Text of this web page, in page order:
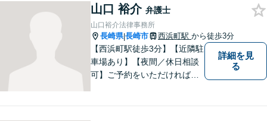
ど、相談しやすい環境完備◎
地域の皆様のために活動する
弁護士。【駐車場あり】
山口 裕介 弁護士
山口裕介法律事務所
長崎県|長崎市 西浜町駅 から徒歩3分
【西浜町駅徒歩3分】【近隣駐
車場あり】【夜間／休日相談
可】ご予約をいただければ、
詳細を見
る